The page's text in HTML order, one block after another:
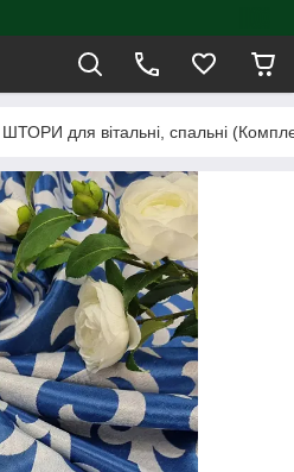
ШТОРИ для вітальні, спальні